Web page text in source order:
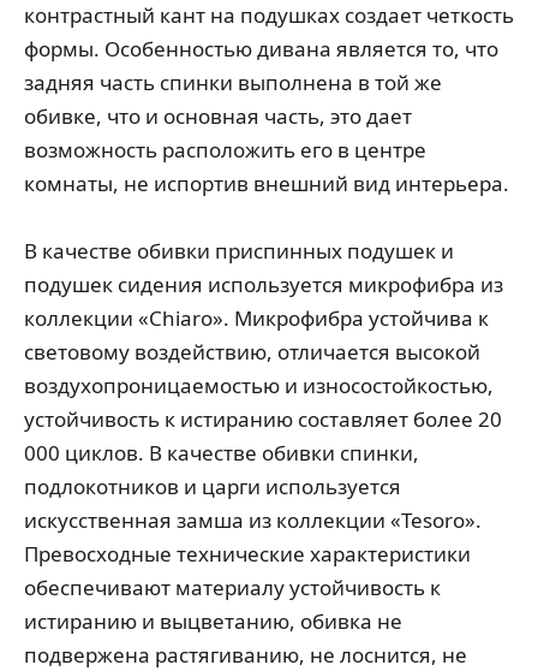
контрастный кант на подушках создает четкость
формы. Особенностью дивана является то, что
задняя часть спинки выполнена в той же
обивке, что и основная часть, это дает
возможность расположить его в центре
комнаты, не испортив внешний вид интерьера.
В качестве обивки приспинных подушек и
подушек сидения используется микрофибра из
коллекции «Chiaro». Микрофибра устойчива к
световому воздействию, отличается высокой
воздухопроницаемостью и износостойкостью,
устойчивость к истиранию составляет более 20
000 циклов. В качестве обивки спинки,
подлокотников и царги используется
искусственная замша из коллекции «Tesoro».
Превосходные технические характеристики
обеспечивают материалу устойчивость к
истиранию и выцветанию, обивка не
подвержена растягиванию, не лоснится, не